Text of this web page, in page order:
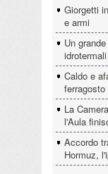
Giorgetti
e armi
Un
Caldo e
ferragosto
La
l'Aula
Accordo
Hormuz,